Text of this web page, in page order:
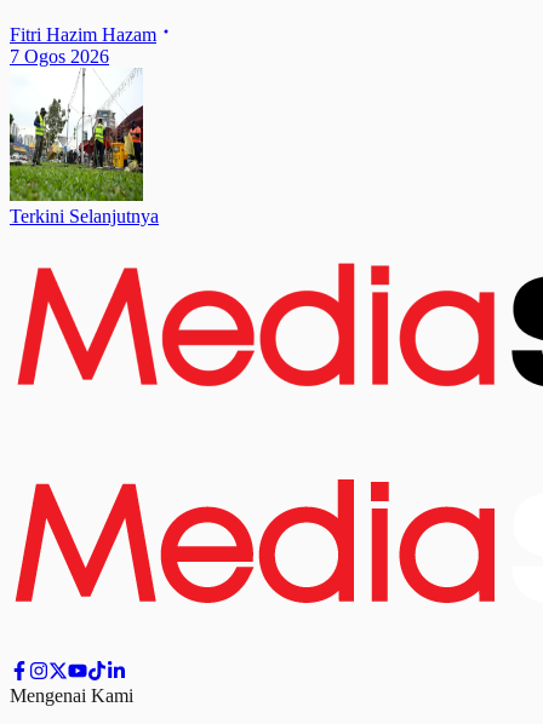
Fitri Hazim Hazam
7 Ogos 2026
Terkini Selanjutnya
Mengenai Kami